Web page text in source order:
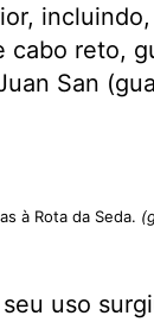
cabo reto,
San
à Rota da Seda.
uso